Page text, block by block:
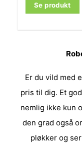
Se produkt
Er du vild med
pris til dig. Et
nemlig ikke kun
den grad også
pløkker og